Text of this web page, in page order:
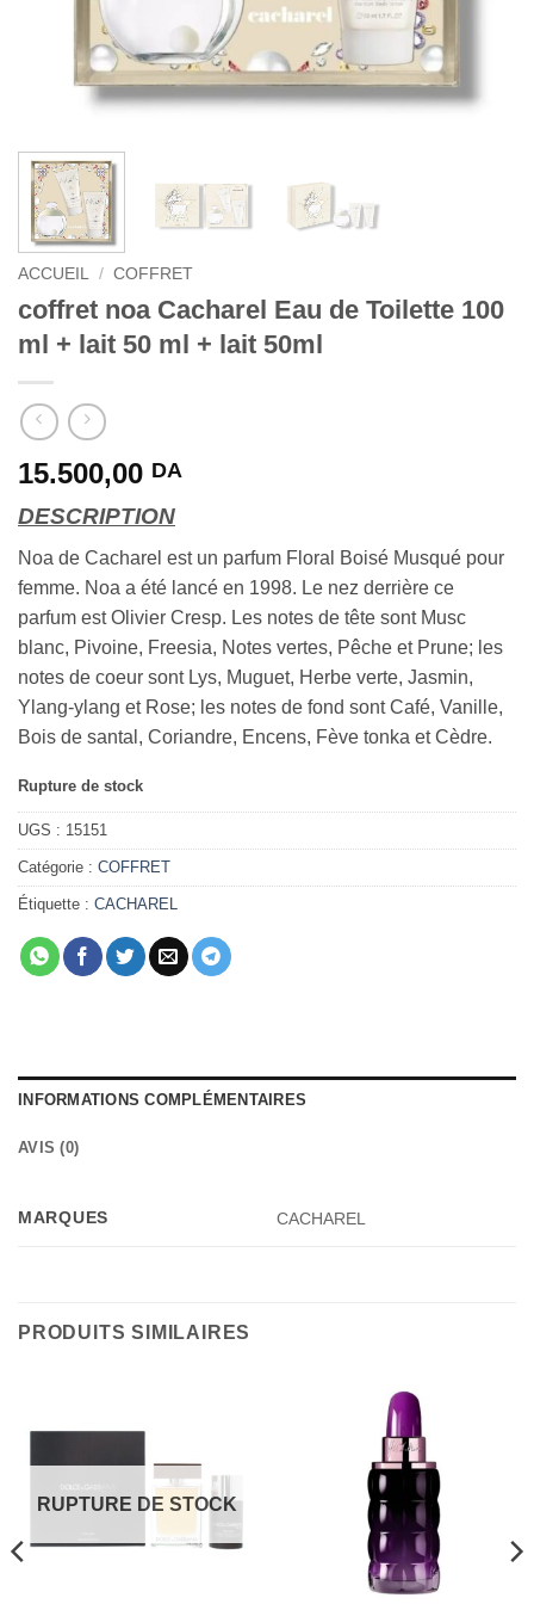
ACCUEIL / COFFRET
coffret noa Cacharel Eau de Toilette 100
ml + lait 50 ml + lait 50ml
15.500,00 DA
DESCRIPTION
Noa de Cacharel est un parfum Floral Boisé Musqué pour
femme. Noa a été lancé en 1998. Le nez derrière ce
parfum est Olivier Cresp. Les notes de tête sont Musc
blanc, Pivoine, Freesia, Notes vertes, Pêche et Prune; les
notes de coeur sont Lys, Muguet, Herbe verte, Jasmin,
Ylang-ylang et Rose; les notes de fond sont Café, Vanille,
Bois de santal, Coriandre, Encens, Fève tonka et Cèdre.
Rupture de stock
UGS : 15151
Catégorie : COFFRET
Étiquette : CACHAREL
INFORMATIONS COMPLÉMENTAIRES
AVIS (0)
MARQUES CACHAREL
PRODUITS SIMILAIRES
RUPTURE DE STOCK